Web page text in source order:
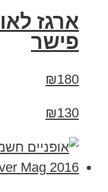
ארגז
פישר
₪180
₪130